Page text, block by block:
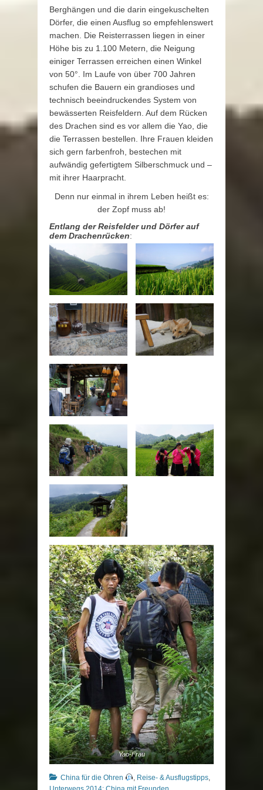
Berghängen und die darin eingekuschelten
Dörfer, die einen Ausflug so empfehlenswert
machen. Die Reisterrassen liegen in einer
Höhe bis zu 1.100 Metern, die Neigung
einiger Terrassen erreichen einen Winkel
von 50°. Im Laufe von über 700 Jahren
schufen die Bauern ein grandioses und
technisch beeindruckendes System von
bewässerten Reisfeldern. Auf dem Rücken
des Drachen sind es vor allem die Yao, die
die Terrassen bestellen. Ihre Frauen kleiden
sich gern farbenfroh, bestechen mit
aufwändig gefertigtem Silberschmuck und –
mit ihrer Haarpracht.
Denn nur einmal in ihrem Leben heißt es:
der Zopf muss ab!
Entlang der Reisfelder und Dörfer auf
dem Drachenrücken:
Yao-Frau
Kategorien
China für die Ohren , Reise- & Ausflugstipps,